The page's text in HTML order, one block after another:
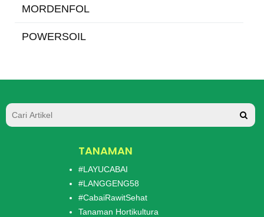
MORDENFOL
POWERSOIL
TANAMAN
#LAYUCABAI
#LANGGENG58
#CabaiRawitSehat
Tanaman Hortikultura